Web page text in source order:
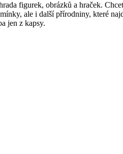
figurek, obrázků a hraček.
ale i další přírodniny, které
jen z kapsy.